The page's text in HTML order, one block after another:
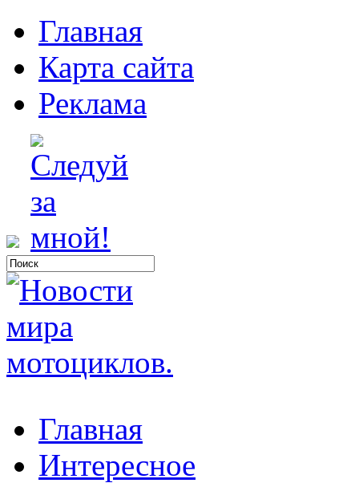
Главная
Карта сайта
Реклама
Главная
Интересное